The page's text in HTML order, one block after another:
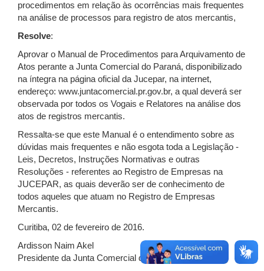
procedimentos em relação às ocorrências mais frequentes
na análise de processos para registro de atos mercantis,
Resolve:
Aprovar o Manual de Procedimentos para Arquivamento de
Atos perante a Junta Comercial do Paraná, disponibilizado
na íntegra na página oficial da Jucepar, na internet,
endereço: www.juntacomercial.pr.gov.br, a qual deverá ser
observada por todos os Vogais e Relatores na análise dos
atos de registros mercantis.
Ressalta-se que este Manual é o entendimento sobre as
dúvidas mais frequentes e não esgota toda a Legislação -
Leis, Decretos, Instruções Normativas e outras
Resoluções - referentes ao Registro de Empresas na
JUCEPAR, as quais deverão ser de conhecimento de
todos aqueles que atuam no Registro de Empresas
Mercantis.
Curitiba, 02 de fevereiro de 2016.
Ardisson Naim Akel
Presidente da Junta Comercial do Paraná